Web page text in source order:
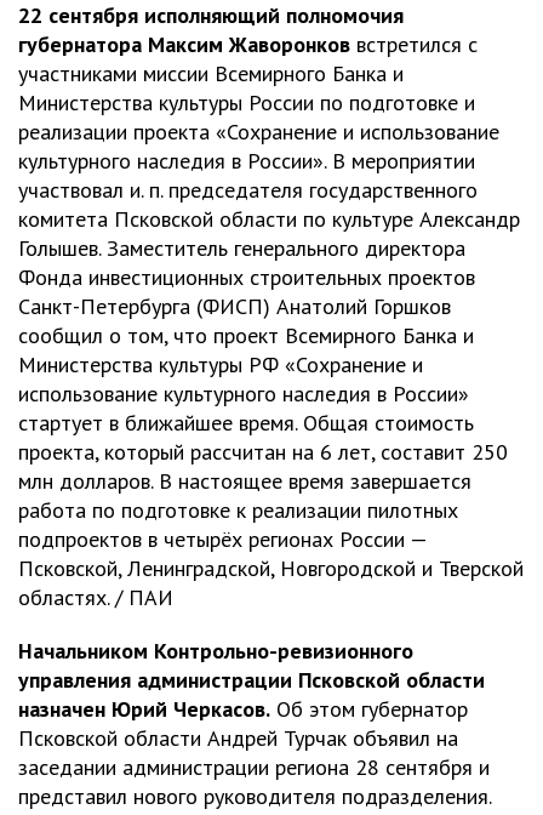
22 сентября исполняющий полномочия
губернатора Максим Жаворонков встретился с
участниками миссии Всемирного Банка и
Министерства культуры России по подготовке и
реализации проекта «Сохранение и использование
культурного наследия в России». В мероприятии
участвовал и. п. председателя государственного
комитета Псковской области по культуре Александр
Голышев. Заместитель генерального директора
Фонда инвестиционных строительных проектов
Санкт-Петербурга (ФИСП) Анатолий Горшков
сообщил о том, что проект Всемирного Банка и
Министерства культуры РФ «Сохранение и
использование культурного наследия в России»
стартует в ближайшее время. Общая стоимость
проекта, который рассчитан на 6 лет, составит 250
млн долларов. В настоящее время завершается
работа по подготовке к реализации пилотных
подпроектов в четырёх регионах России —
Псковской, Ленинградской, Новгородской и Тверской
областях. / ПАИ
Начальником Контрольно-ревизионного
управления администрации Псковской области
назначен Юрий Черкасов. Об этом губернатор
Псковской области Андрей Турчак объявил на
заседании администрации региона 28 сентября и
представил нового руководителя подразделения.